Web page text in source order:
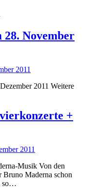
28. November
2011
2011 Weitere
+
2011
Musik Von den
Bruno Maderna schon
so…